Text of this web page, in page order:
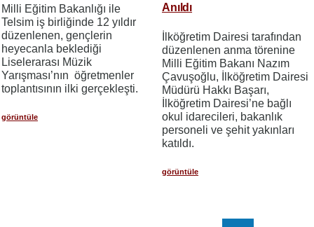
Milli Eğitim Bakanlığı ile
Telsim iş birliğinde 12 yıldır
düzenlenen, gençlerin
heyecanla beklediği
Liselerarası Müzik
Yarışması’nın öğretmenler
toplantısının ilki gerçekleşti.
görüntüle
Anıldı
İlköğretim Dairesi tarafından
düzenlenen anma törenine
Milli Eğitim Bakanı Nazım
Çavuşoğlu, İlköğretim Dairesi
Müdürü Hakkı Başarı,
İlköğretim Dairesi’ne bağlı
okul idarecileri, bakanlık
personeli ve şehit yakınları
katıldı.
görüntüle